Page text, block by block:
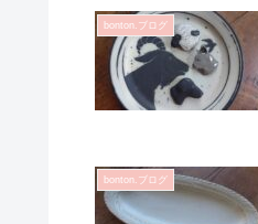
bonton.ブログ
bonton.ブログ